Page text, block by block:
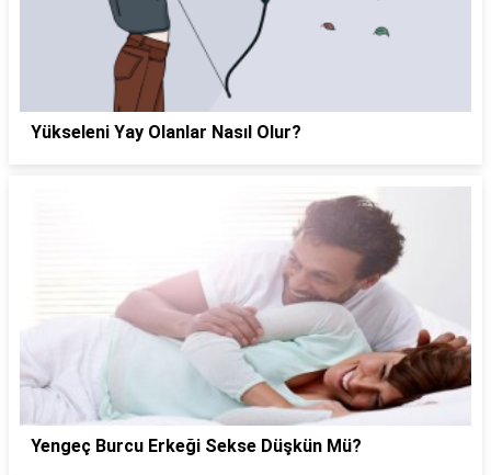
Yükseleni Yay Olanlar Nasıl Olur?
Yengeç Burcu Erkeği Sekse Düşkün Mü?